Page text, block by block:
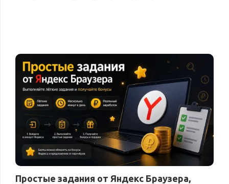
Простые задания от Яндекс Браузера,